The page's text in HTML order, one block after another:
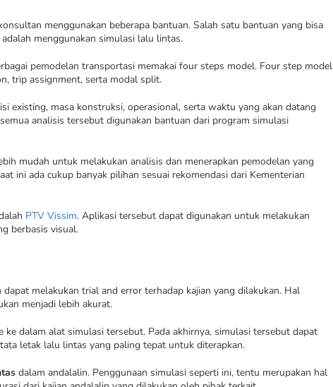
menggunakan beberapa bantuan. Salah satu bantuan yang bisa
menggunakan simulasi lalu lintas.
pemodelan transportasi memakai four steps model. Four step model
trip assignment, serta modal split.
existing, masa konstruksi, operasional, serta waktu yang akan datang
analisis tersebut digunakan bantuan dari program simulasi
mudah untuk melakukan analisis dan menerapkan pemodelan yang
ini ada cukup banyak pilihan sesuai rekomendasi dari Kementerian
PTV Vissim. Aplikasi tersebut dapat digunakan untuk melakukan
berbasis visual.
melakukan trial and error terhadap kajian yang dilakukan. Hal
menjadi lebih akurat.
dalam alat simulasi tersebut. Pada akhirnya, simulasi tersebut dapat
letak lalu lintas yang paling tepat untuk diterapkan.
dalam andalalin. Penggunaan simulasi seperti ini, tentu merupakan hal